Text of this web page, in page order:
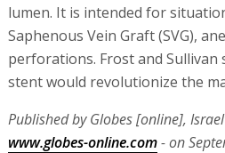
lumen. It is intended for
Saphenous Vein Graft (SVG),
perforations. Frost and Sullivan
stent would revolutionize the
Published by Globes [online],
www.globes-online.com- on